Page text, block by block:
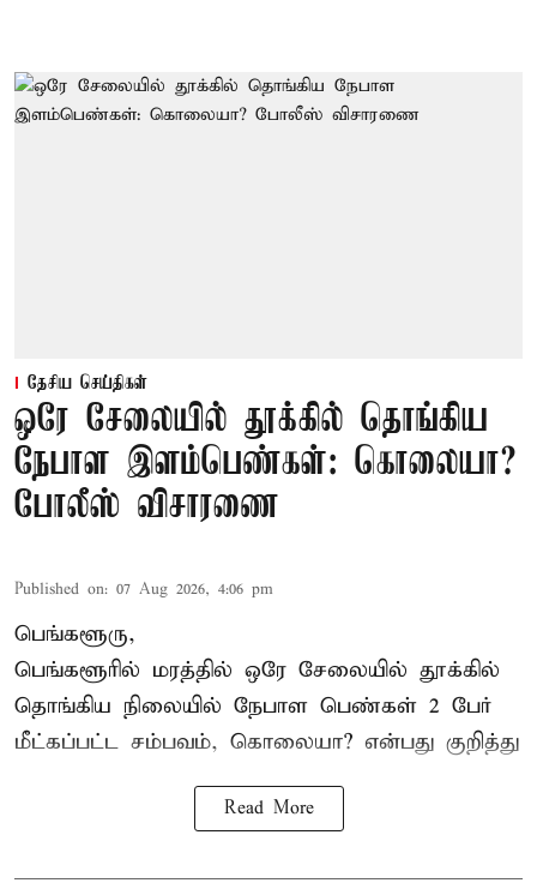
தேசிய செய்திகள்
ஒரே சேலையில் தூக்கில் தொங்கிய
நேபாள இளம்பெண்கள்: கொலையா?
போலீஸ் விசாரணை
Published on: 07 Aug 2026, 4:06 pm
பெங்களூரு,
பெங்களூரில் மரத்தில் ஒரே சேலையில் தூக்கில்
தொங்கிய நிலையில் நேபாள பெண்கள் 2 பேர்
மீட்கப்பட்ட சம்பவம், கொலையா? என்பது குறித்து
Read More